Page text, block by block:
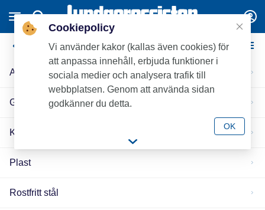
Vatten/Värme/Gas
Aluminium
Gjutjärn
Koppar
Plast
Rostfritt stål
Cookiepolicy
Vi använder kakor (kallas även cookies) för
att anpassa innehåll, erbjuda funktioner i
sociala medier och analysera trafik till
webbplatsen. Genom att använda sidan
godkänner du detta.
OK